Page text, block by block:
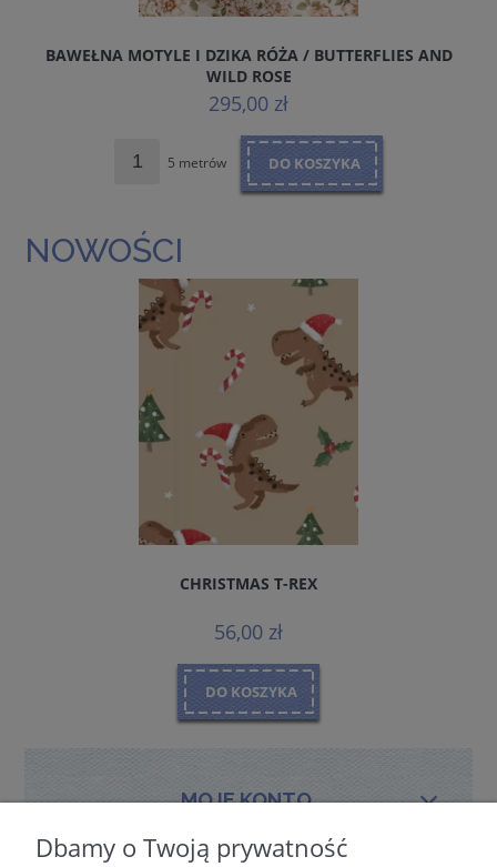
BAWEŁNA MOTYLE I DZIKA RÓŻA / BUTTERFLIES AND
WILD ROSE
295,00 zł
5 metrów DO KOSZYKA
NOWOŚCI
CHRISTMAS T-REX
56,00 zł
DO KOSZYKA
MOJE KONTO
Dbamy o Twoją prywatność